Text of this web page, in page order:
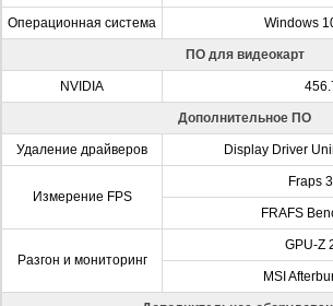
Операционная система Windows
ПО для видеокарт
NVIDIA
Дополнительное ПО
Удаление драйверов Display Driver
Измерение FPS
Fraps
FRAFS
Разгон и мониторинг
GPU-Z
MSI